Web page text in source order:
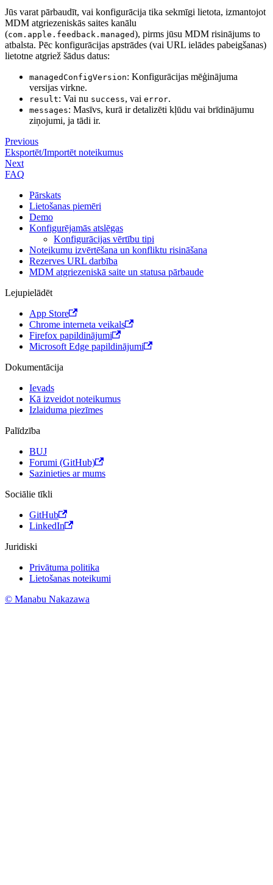
Jūs varat pārbaudīt, vai konfigurācija tika sekmīgi lietota, izmantojot
MDM atgriezeniskās saites kanālu
(com.apple.feedback.managed), pirms jūsu MDM risinājums to
atbalsta. Pēc konfigurācijas apstrādes (vai URL ielādes pabeigšanas)
lietotne atgriež šādus datus:
managedConfigVersion: Konfigurācijas mēģinājuma
versijas virkne.
result: Vai nu success, vai error.
messages: Masīvs, kurā ir detalizēti kļūdu vai brīdinājumu
ziņojumi, ja tādi ir.
Previous
Eksportēt/Importēt noteikumus
Next
FAQ
Pārskats
Lietošanas piemēri
Demo
Konfigurējamās atslēgas
Konfigurācijas vērtību tipi
Noteikumu izvērtēšana un konfliktu risināšana
Rezerves URL darbība
MDM atgriezeniskā saite un statusa pārbaude
Lejupielādēt
App Store
Chrome interneta veikals
Firefox papildinājumi
Microsoft Edge papildinājumi
Dokumentācija
Ievads
Kā izveidot noteikumus
Izlaiduma piezīmes
Palīdzība
BUJ
Forumi (GitHub)
Sazinieties ar mums
Sociālie tīkli
GitHub
LinkedIn
Juridiski
Privātuma politika
Lietošanas noteikumi
© Manabu Nakazawa